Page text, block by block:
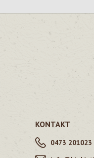
KONTAKT
0473 201023